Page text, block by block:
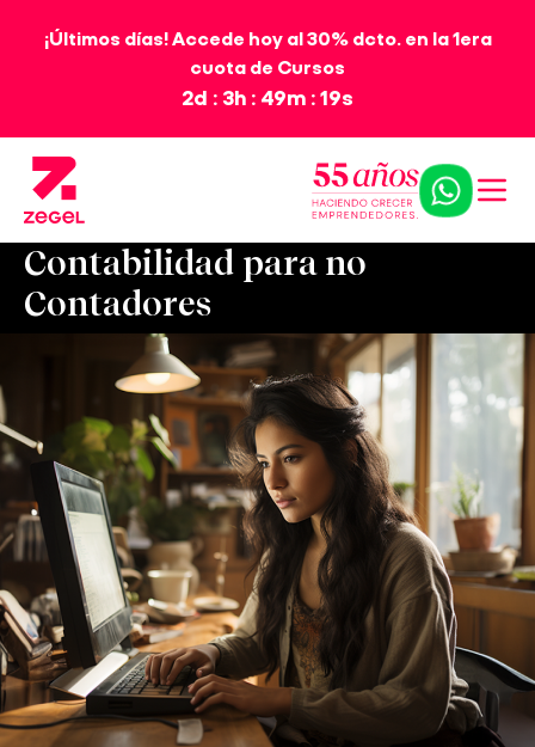
¡Últimos días! Accede hoy al 30% dcto. en la 1era
cuota de Cursos
2d : 3h : 49m : 18s
Contabilidad para no
Contadores